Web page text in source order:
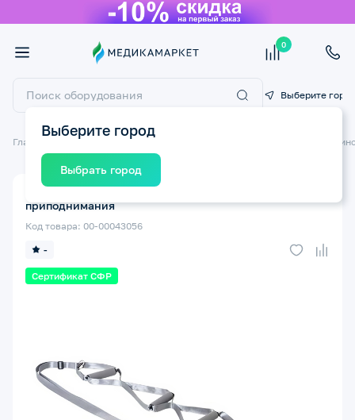
0
Выберите город
Выберите город
Выбрать город
Главная Технические средства реабилитации ТСР Кровати
Сертификат СФР
-
Код товара: 00-00043056
приподнимания